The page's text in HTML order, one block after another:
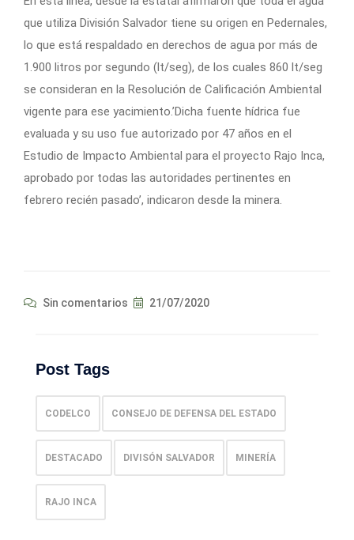
que utiliza División Salvador tiene su origen en Pedernales,
lo que está respaldado en derechos de agua por más de
1.900 litros por segundo (lt/seg), de los cuales 860 lt/seg
se consideran en la Resolución de Calificación Ambiental
vigente para ese yacimiento.’Dicha fuente hídrica fue
evaluada y su uso fue autorizado por 47 años en el
Estudio de Impacto Ambiental para el proyecto Rajo Inca,
aprobado por todas las autoridades pertinentes en
febrero recién pasado’, indicaron desde la minera.
Sin comentarios 21/07/2020
Post Tags
CODELCO CONSEJO DE DEFENSA DEL ESTADO
DESTACADO DIVISÓN SALVADOR MINERÍA
RAJO INCA